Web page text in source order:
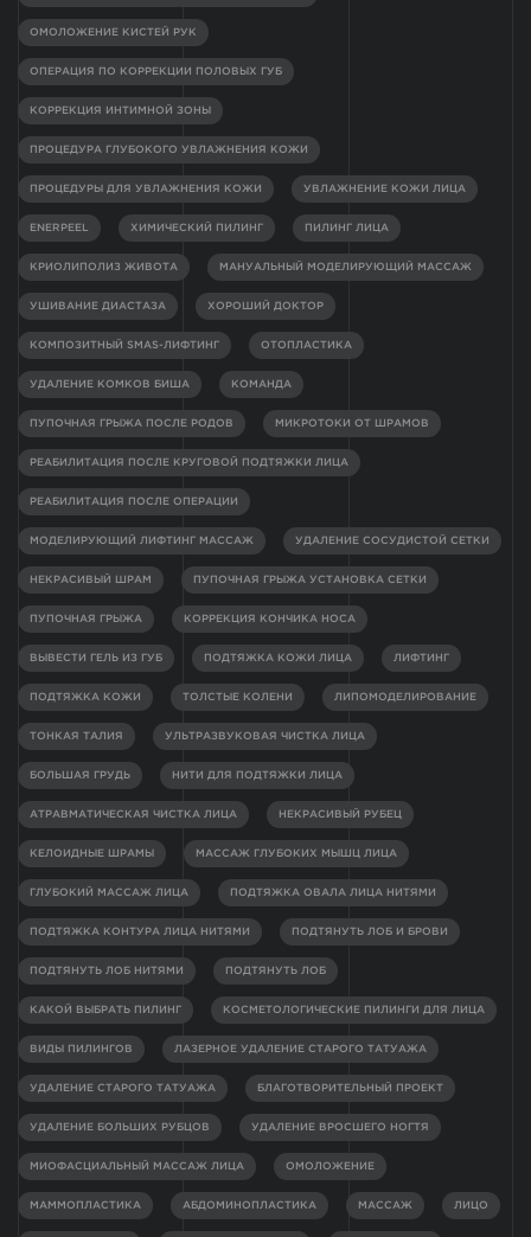
ОМОЛОЖЕНИЕ КИСТЕЙ РУК
ОПЕРАЦИЯ ПО КОРРЕКЦИИ ПОЛОВЫХ ГУБ
КОРРЕКЦИЯ ИНТИМНОЙ ЗОНЫ
ПРОЦЕДУРА ГЛУБОКОГО УВЛАЖНЕНИЯ КОЖИ
ПРОЦЕДУРЫ ДЛЯ УВЛАЖНЕНИЯ КОЖИ УВЛАЖНЕНИЕ КОЖИ ЛИЦА
ENERPEEL ХИМИЧЕСКИЙ ПИЛИНГ ПИЛИНГ ЛИЦА
КРИОЛИПОЛИЗ ЖИВОТА МАНУАЛЬНЫЙ МОДЕЛИРУЮЩИЙ МАССАЖ
УШИВАНИЕ ДИАСТАЗА ХОРОШИЙ ДОКТОР
КОМПОЗИТНЫЙ SMAS-ЛИФТИНГ ОТОПЛАСТИКА
УДАЛЕНИЕ КОМКОВ БИША КОМАНДА
ПУПОЧНАЯ ГРЫЖА ПОСЛЕ РОДОВ МИКРОТОКИ ОТ ШРАМОВ
РЕАБИЛИТАЦИЯ ПОСЛЕ КРУГОВОЙ ПОДТЯЖКИ ЛИЦА
РЕАБИЛИТАЦИЯ ПОСЛЕ ОПЕРАЦИИ
МОДЕЛИРУЮЩИЙ ЛИФТИНГ МАССАЖ УДАЛЕНИЕ СОСУДИСТОЙ СЕТКИ
НЕКРАСИВЫЙ ШРАМ ПУПОЧНАЯ ГРЫЖА УСТАНОВКА СЕТКИ
ПУПОЧНАЯ ГРЫЖА КОРРЕКЦИЯ КОНЧИКА НОСА
ВЫВЕСТИ ГЕЛЬ ИЗ ГУБ ПОДТЯЖКА КОЖИ ЛИЦА ЛИФТИНГ
ПОДТЯЖКА КОЖИ ТОЛСТЫЕ КОЛЕНИ ЛИПОМОДЕЛИРОВАНИЕ
ТОНКАЯ ТАЛИЯ УЛЬТРАЗВУКОВАЯ ЧИСТКА ЛИЦА
БОЛЬШАЯ ГРУДЬ НИТИ ДЛЯ ПОДТЯЖКИ ЛИЦА
АТРАВМАТИЧЕСКАЯ ЧИСТКА ЛИЦА НЕКРАСИВЫЙ РУБЕЦ
КЕЛОИДНЫЕ ШРАМЫ МАССАЖ ГЛУБОКИХ МЫШЦ ЛИЦА
ГЛУБОКИЙ МАССАЖ ЛИЦА ПОДТЯЖКА ОВАЛА ЛИЦА НИТЯМИ
ПОДТЯЖКА КОНТУРА ЛИЦА НИТЯМИ ПОДТЯНУТЬ ЛОБ И БРОВИ
ПОДТЯНУТЬ ЛОБ НИТЯМИ ПОДТЯНУТЬ ЛОБ
КАКОЙ ВЫБРАТЬ ПИЛИНГ КОСМЕТОЛОГИЧЕСКИЕ ПИЛИНГИ ДЛЯ ЛИЦА
ВИДЫ ПИЛИНГОВ ЛАЗЕРНОЕ УДАЛЕНИЕ СТАРОГО ТАТУАЖА
УДАЛЕНИЕ СТАРОГО ТАТУАЖА БЛАГОТВОРИТЕЛЬНЫЙ ПРОЕКТ
УДАЛЕНИЕ БОЛЬШИХ РУБЦОВ УДАЛЕНИЕ ВРОСШЕГО НОГТЯ
МИОФАСЦИАЛЬНЫЙ МАССАЖ ЛИЦА ОМОЛОЖЕНИЕ
МАММОПЛАСТИКА АБДОМИНОПЛАСТИКА МАССАЖ ЛИЦО